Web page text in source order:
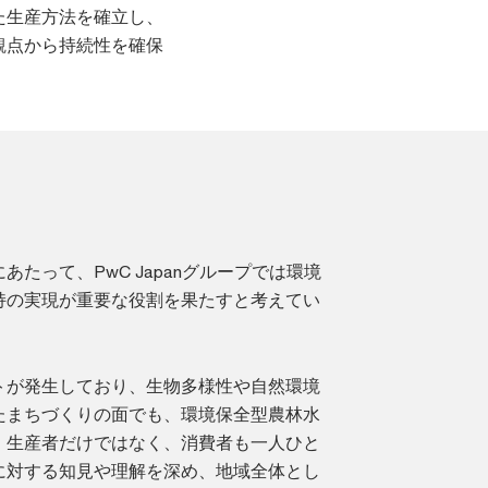
産方法を確立し、
から持続性を確保
たって、PwC Japanグループでは環境
実現が重要な役割を果たすと考えてい
発生しており、生物多様性や自然環境
ちづくりの面でも、環境保全型農林水
産者だけではなく、消費者も一人ひと
する知見や理解を深め、地域全体とし